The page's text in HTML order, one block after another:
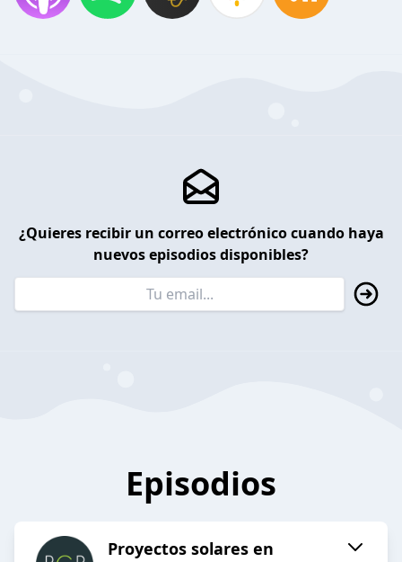
¿Quieres recibir un correo electrónico cuando haya
nuevos episodios disponibles?
Episodios
Proyectos solares en